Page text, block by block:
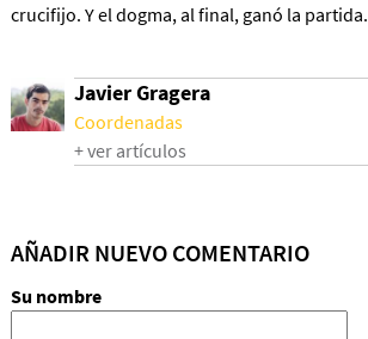
crucifijo. Y el dogma, al final, ganó la partida.
Javier Gragera
Coordenadas
+ ver artículos
AÑADIR NUEVO COMENTARIO
Su nombre